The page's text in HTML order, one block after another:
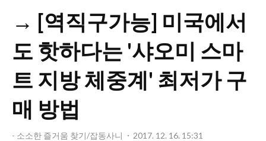
어
라
이
프
컴!
→ [역직구가능] 미국에서
도 핫하다는 '샤오미 스마
트 지방 체중계' 최저가 구
매 방법
- 소소한 즐거움 찾기/잡동사니 2017. 12. 16. 15:31